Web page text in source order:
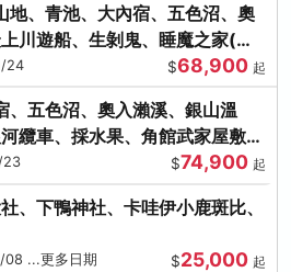
地、青池、大內宿、五色沼、奧
川遊船、生剝鬼、睡魔之家(不
24 $68,900 起
、五色沼、奧入瀨溪、銀山溫
纜車、採水果、角館武家屋敷
23 $74,900 起
、下鴨神社、卡哇伊小鹿斑比、
...更多日期 $25,000 起